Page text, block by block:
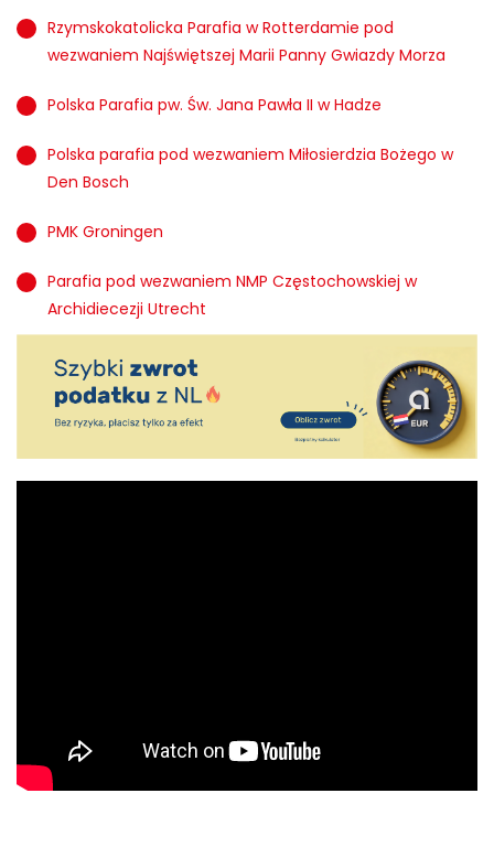
Rzymskokatolicka Parafia w Rotterdamie pod
wezwaniem Najświętszej Marii Panny Gwiazdy Morza
Polska Parafia pw. Św. Jana Pawła II w Hadze
Polska parafia pod wezwaniem Miłosierdzia Bożego w
Den Bosch
PMK Groningen
Parafia pod wezwaniem NMP Częstochowskiej w
Archidiecezji Utrecht